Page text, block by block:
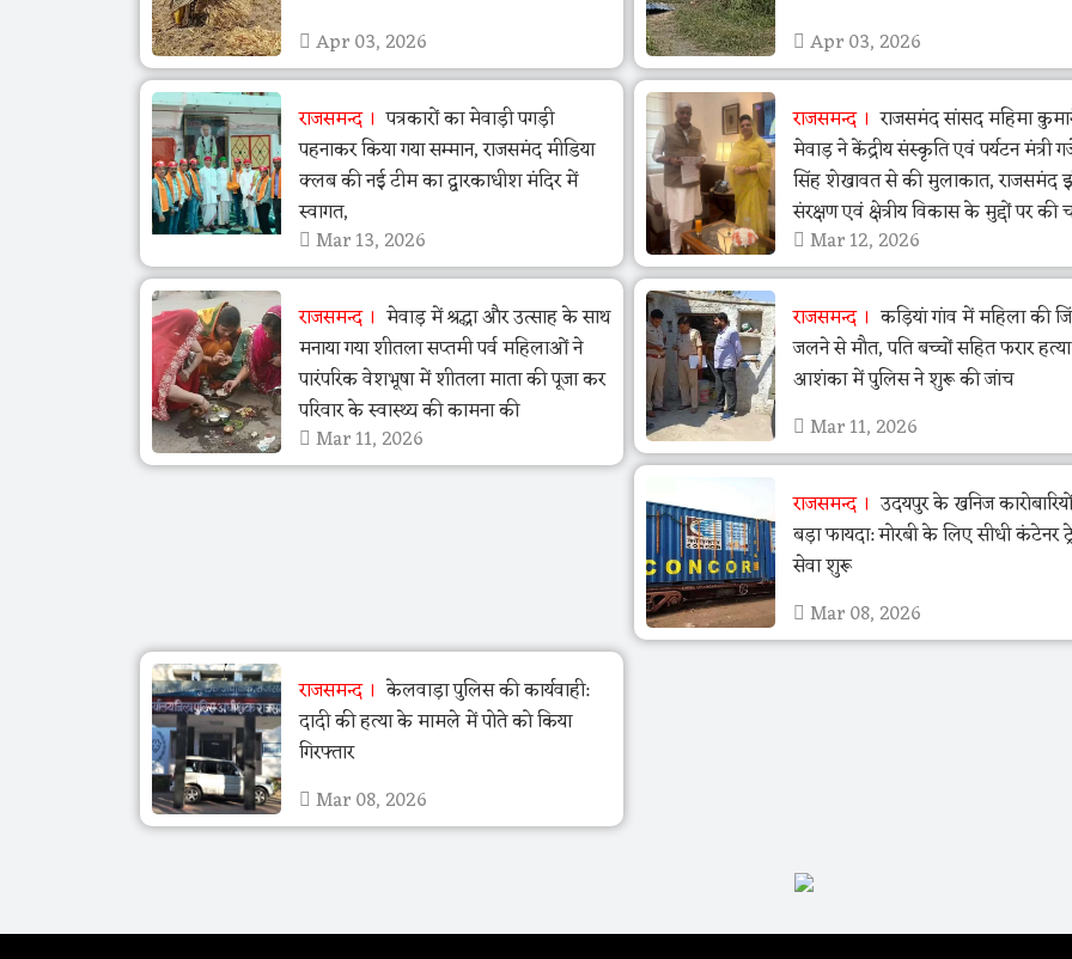
Apr 03, 2026 Apr 03, 2026
राजसमन्द
पत्रकारों का मेवाड़ी पगड़ी
पहनाकर किया गया सम्मान, राजसमंद मीडिया
क्लब की नई टीम का द्वारकाधीश मंदिर में
स्वागत,
Mar 13, 2026
राजसमन्द
राजसमंद सांसद महिमा
मेवाड़ ने केंद्रीय संस्कृति एवं पर्यटन मंत्री
सिंह शेखावत से की मुलाकात, राजसमंद
संरक्षण एवं क्षेत्रीय विकास के मुद्दों पर की
Mar 12, 2026
राजसमन्द
मेवाड़ में श्रद्धा और उत्साह के साथ
मनाया गया शीतला सप्तमी पर्व महिलाओं ने
पारंपरिक वेशभूषा में शीतला माता की पूजा कर
परिवार के स्वास्थ्य की कामना की
Mar 11, 2026
राजसमन्द
कड़ियां गांव में महिला की
जलने से मौत, पति बच्चों सहित फरार
आशंका में पुलिस ने शुरू की जांच
Mar 11, 2026
राजसमन्द
उदयपुर के खनिज
बड़ा फायदा: मोरबी के लिए सीधी कंटेनर
सेवा शुरू
Mar 08, 2026
राजसमन्द
केलवाड़ा पुलिस की कार्यवाही:
दादी की हत्या के मामले में पोते को किया
गिरफ्तार
Mar 08, 2026